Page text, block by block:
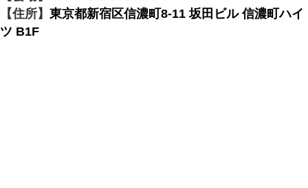
【住所】 東京都新宿区信濃町8-11 坂田ビル 信濃町ハイ
ツ B1F